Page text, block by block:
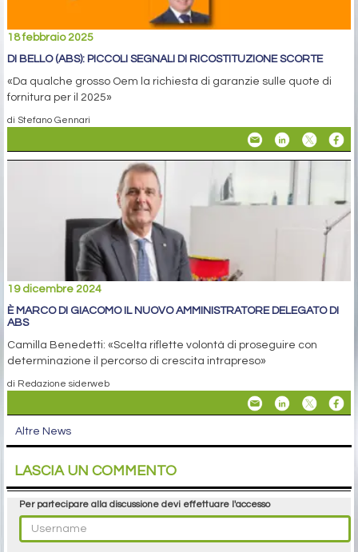
18 febbraio 2025
DI BELLO (ABS): PICCOLI SEGNALI DI RICOSTITUZIONE SCORTE
«Da qualche grosso Oem la richiesta di garanzie sulle quote di
fornitura per il 2025»
di Stefano Gennari
19 dicembre 2024
È MARCO DI GIACOMO IL NUOVO AMMINISTRATORE DELEGATO DI
ABS
Camilla Benedetti: «Scelta riflette volontà di proseguire con
determinazione il percorso di crescita intrapreso»
di Redazione siderweb
Altre News
LASCIA UN COMMENTO
Per partecipare alla discussione devi effettuare l'accesso